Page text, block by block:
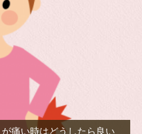
痛い時はどうしたら良い